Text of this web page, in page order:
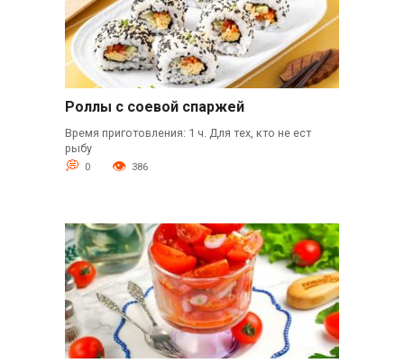
Роллы с соевой спаржей
Время приготовления: 1 ч. Для тех, кто не ест
рыбу
0 386